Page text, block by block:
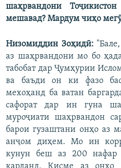
шаҳрвандони
мешавад? Мардум чиҳо
Низомиддин Зоҳидӣ:
аз шаҳрвандони мо бо
табобат дар Ҷумҳурии
ва баъди он ки фазо
мехоҳанд ба ватан
сафорат дар ин гуна
муроҷиати шаҳрвандон
барои гузаштани онҳо аз
анҷом диҳем. Мо ин
кунун беш аз 200 нафар